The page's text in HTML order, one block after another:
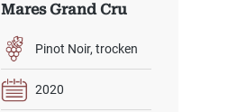
Mares Grand Cru
Pinot Noir trocken
2020